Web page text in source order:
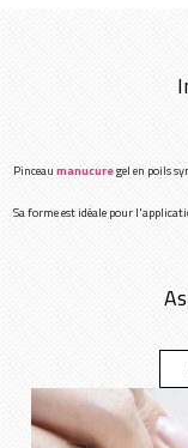
Pinceaumanucuregel en poils
Sa forme est idéale pour